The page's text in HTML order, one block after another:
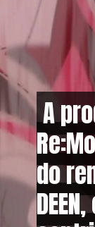
A
do
A
do